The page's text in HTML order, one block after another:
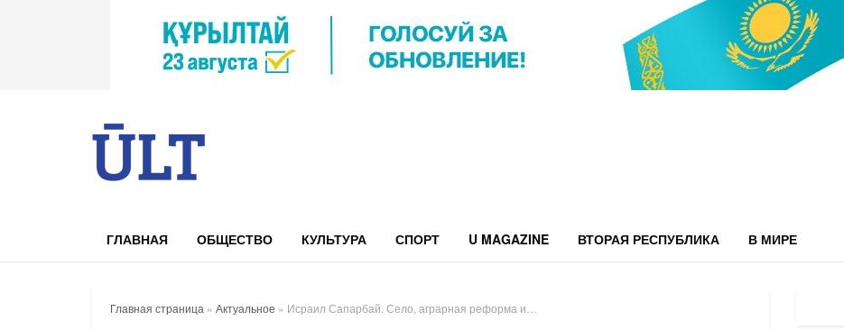
ГЛАВНАЯ ОБЩЕСТВО КУЛЬТУРА СПОРТ U MAGAZINE ВТОРАЯ РЕСПУБЛИКА В МИРЕ
Главная страница » Актуальное » Исраил Сапарбай. Село, аграрная реформа и…